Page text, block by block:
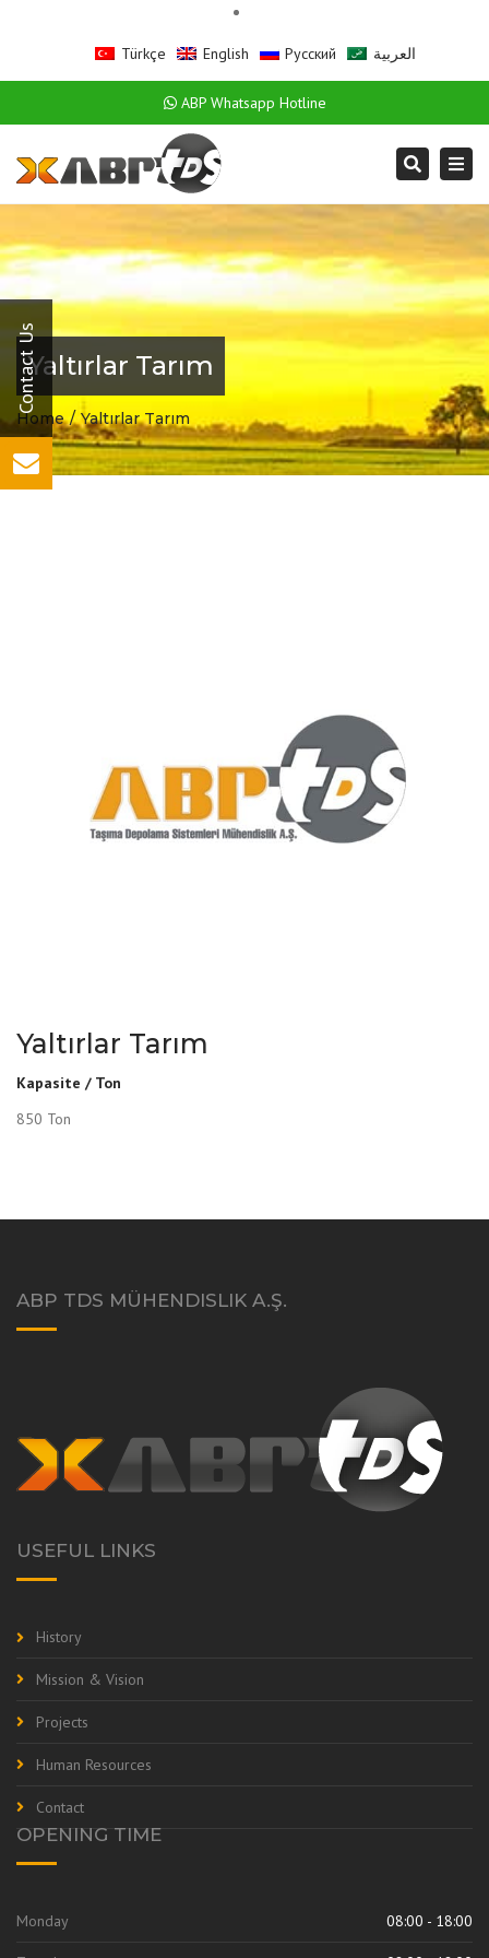
Türkçe English Русский العربية
ABP Whatsapp Hotline
Search
Yaltırlar Tarım
Home Yaltırlar Tarım
Yaltırlar Tarım
Kapasite / Ton
850 Ton
ABP TDS MÜHENDISLIK A.Ş.
USEFUL LINKS
History
Mission & Vision
Projects
Human Resources
Contact
OPENING TIME
Monday 08:00 - 18:00